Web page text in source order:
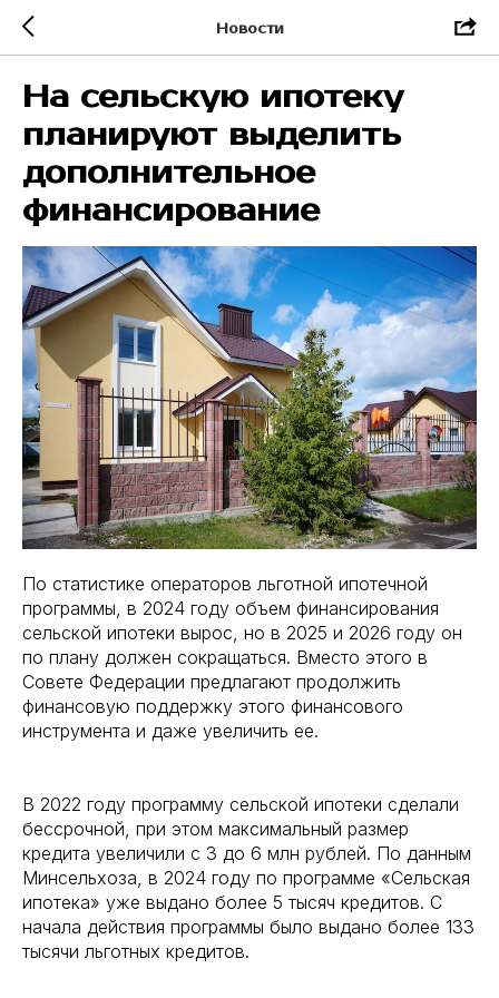
Новости
На сельскую ипотеку
планируют выделить
дополнительное
финансирование
По статистике операторов льготной ипотечной
программы, в 2024 году объем финансирования
сельской ипотеки вырос, но в 2025 и 2026 году он
по плану должен сокращаться. Вместо этого в
Совете Федерации предлагают продолжить
финансовую поддержку этого финансового
инструмента и даже увеличить ее.
В 2022 году программу сельской ипотеки сделали
бессрочной, при этом максимальный размер
кредита увеличили с 3 до 6 млн рублей. По данным
Минсельхоза, в 2024 году по программе «Сельская
ипотека» уже выдано более 5 тысяч кредитов. С
начала действия программы было выдано более 133
тысячи льготных кредитов.